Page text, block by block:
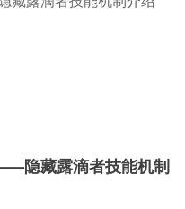
隐藏露滴者技能机制